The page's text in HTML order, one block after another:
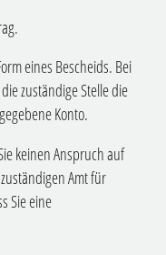
eines Bescheids. Bei
zuständige Stelle die
Konto.
keinen Anspruch auf
Amt für
Sie eine